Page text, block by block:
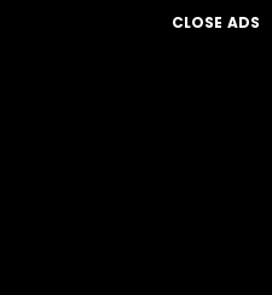
CLOSE ADS